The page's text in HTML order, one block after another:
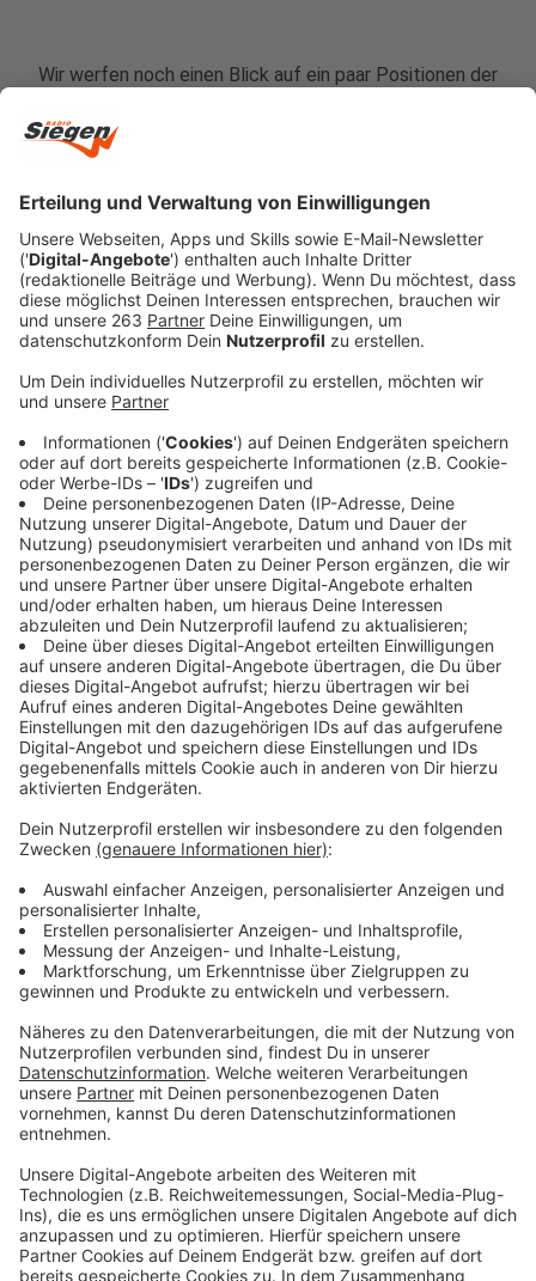
Wir werfen noch einen Blick auf ein paar Positionen der
Quarterback. Der ist für die Spielgestaltung der
Offensive zuständig. Er wirft die Bälle zu seinen
Mitspielern, übergibt den Ball an Spieler zum Laufen
und ist immer eng verbunden mit den Trainern an der
Seitenlinie, um den nächsten Spielzug anzusagen.
Anzeige
Ihm zur Seite stehen Runningbacks, die, wie es der
Name schon sagt, dafür zuständig sind, per
Laufspielzug Yards bzw. Raumgewinne zu machen.
Passempfänger vom Quarterback sind zum einen die
sogenannten Wide Receiver, die an der Line of
Scrimmage immer außen stehen und spezielle
Laufwege (Routen) gehen, um sich frei zu laufen und
anschließen Bälle zu fangen.
Anzeige
Um den Quarterback vor der Defensive zu schützen,
stehen einige "Offensive Liner" auf dem Platz. Sie sind
die schweren Jungs, die nur als Aufgabe haben,
gegnerische Spieler nicht an sich vorbeikommen zu
lassen. Das machen auch manchmal die Tight Ends, die
aber auch als Passempfänger fungieren können und
zumeist Spieler sind, die über 1,85 Meter groß und
sehr muskulär sind.
Anzeige
In der Defensive steht der "Offensive Line" die
"Defensive Line" gegenüber, sowie die "Linebacker".
Sie wollen den Quarterback zu Boden bringen, den
Runninback am Laufen hindern oder Pässe
abzublocken. Sogenannte "Cornerbacks" stehen den
Wide Receivern gegenüber, versuchen ihre Routen zu
unterbrechen und Pässe abzufangen.
Anzeige